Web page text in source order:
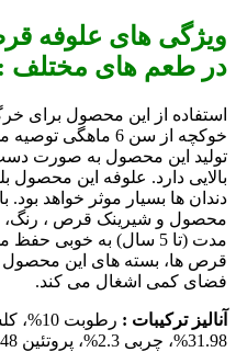
ویژگی های علوفه
در طعم های مختلف :
خوکچه از سن 6
تولید این محصول به صورت
بالایی دارد. علوفه این محصول
دندان ها بسیار موثر خواهد
محصول و شیرینک قرص ،
مدت (تا 5 سال) به خوبی
قرص ها، بسته های این
فضای کمی اشغال می کند.
آنالیز ترکیبات :
31.98%، چربی 2.3%، پروتئین 15.48%.